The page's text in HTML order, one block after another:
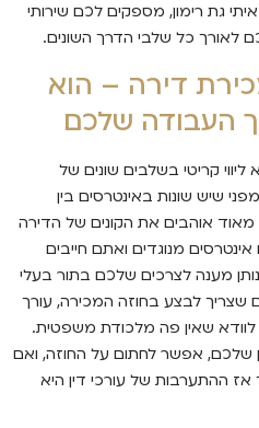
גת רימון, מספקים לכם שירותי
לאורך כל שלבי הדרך השונים.
דירה – הוא
העבודה שלכם
ליווי קריטי בשלבים שונים של
שיש שונות באינטרסים בין
מאוד אוהבים את הקונים של הדירה
מנוגדים ואתם חייבים
מענה לצרכים שלכם בתור בעלי
שצריך לבצע בחוזה המכירה, עורך
שאין פה מלכודת משפטית.
שלכם, אפשר לחתום על החוזה, ואם
אז ההתערבות של עורכי דין היא